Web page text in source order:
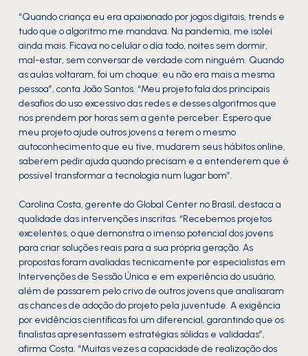
“Quando criança eu era apaixonado por jogos digitais, trends e
tudo que o algoritmo me mandava. Na pandemia, me isolei
ainda mais. Ficava no celular o dia todo, noites sem dormir,
mal-estar, sem conversar de verdade com ninguém. Quando
as aulas voltaram, foi um choque: eu não era mais a mesma
pessoa”, conta João Santos. “Meu projeto fala dos principais
desafios do uso excessivo das redes e desses algoritmos que
nos prendem por horas sem a gente perceber. Espero que
meu projeto ajude outros jovens a terem o mesmo
autoconhecimento que eu tive, mudarem seus hábitos online,
saberem pedir ajuda quando precisam e a entenderem que é
possível transformar a tecnologia num lugar bom”.
Carolina Costa, gerente do Global Center no Brasil, destaca a
qualidade das intervenções inscritas. “Recebemos projetos
excelentes, o que demonstra o imenso potencial dos jovens
para criar soluções reais para a sua própria geração. As
propostas foram avaliadas tecnicamente por especialistas em
Intervenções de Sessão Única e em experiência do usuário,
além de passarem pelo crivo de outros jovens que analisaram
as chances de adoção do projeto pela juventude. A exigência
por evidências científicas foi um diferencial, garantindo que os
finalistas apresentassem estratégias sólidas e validadas”,
afirma Costa. “Muitas vezes a capacidade de realização dos